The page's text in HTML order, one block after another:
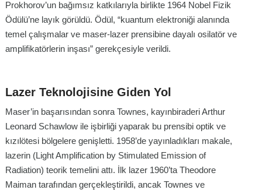
Prokhorov’un bağımsız katkılarıyla birlikte 1964 Nobel Fizik
Ödülü’ne layık görüldü. Ödül, “kuantum elektroniği alanında
temel çalışmalar ve maser-lazer prensibine dayalı osilatör ve
amplifikatörlerin inşası” gerekçesiyle verildi.
Lazer Teknolojisine Giden Yol
Maser’in başarısından sonra Townes, kayınbiraderi Arthur
Leonard Schawlow ile işbirliği yaparak bu prensibi optik ve
kızılötesi bölgelere genişletti. 1958’de yayınladıkları makale,
lazerin (Light Amplification by Stimulated Emission of
Radiation) teorik temelini attı. İlk lazer 1960’ta Theodore
Maiman tarafından gerçekleştirildi, ancak Townes ve